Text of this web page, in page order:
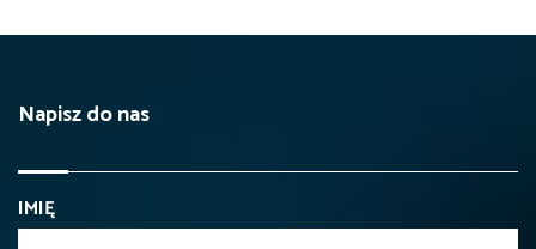
Napisz do nas
IMIĘ